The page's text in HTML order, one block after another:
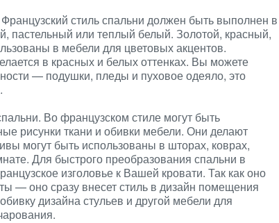
стиль спальни должен быть выполнен в
пастельный или теплый белый. Золотой, красный,
в мебели для цветовых акцентов.
в красных и белых оттенках. Вы можете
— подушки, пледы и пуховое одеяло, это
Во французском стиле могут быть
рисунки ткани и обивки мебели. Они делают
могут быть использованы в шторах, коврах,
Для быстрого преобразования спальни в
изголовье к Вашей кровати. Так как оно
— оно сразу внесет стиль в дизайн помещения
дизайна стульев и другой мебели для